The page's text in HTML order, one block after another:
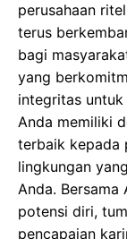
perusahaan
terus
bagi
yang
integritas
Anda memiliki
terbaik kepada
lingkungan
Anda.
potensi diri,
pencapaian